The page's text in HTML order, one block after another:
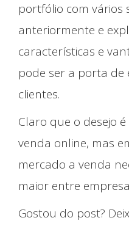
portfólio com vários
anteriormente e
características e
pode ser a porta
clientes.
Claro que o desejo
venda online, mas
mercado a venda
maior entre
Gostou do post?